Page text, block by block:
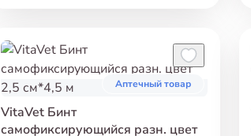
Аптечный товар
VitaVet Бинт
самофиксирующийся разн. цвет